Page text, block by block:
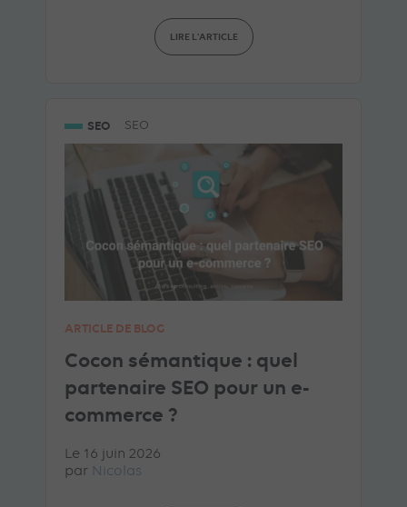
LIRE L'ARTICLE
SEO SEO
ARTICLE DE BLOG
Cocon sémantique : quel
partenaire SEO pour un e-
commerce ?
Le 16 juin 2026
par Nicolas